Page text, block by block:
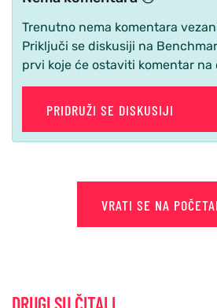
Trenutno nema komentara
Priključi se diskusiji na
prvi koje će ostaviti komentar na
PRIDRUŽI SE DISKUSIJI
VRATI SE NA